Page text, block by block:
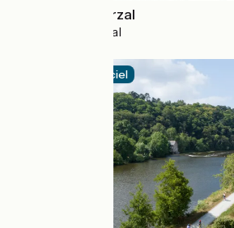
Saint-Malo à Arzal
Saint-Malo > Arzal
Itinéraire officiel